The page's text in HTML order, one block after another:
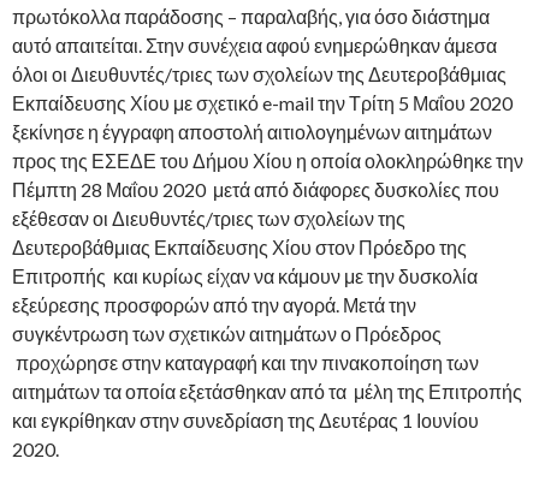
πρωτόκολλα παράδοσης – παραλαβής, για όσο διάστημα
αυτό απαιτείται. Στην συνέχεια αφού ενημερώθηκαν άμεσα
όλοι οι Διευθυντές/τριες των σχολείων της Δευτεροβάθμιας
Εκπαίδευσης Χίου με σχετικό e-mail την Τρίτη 5 Μαΐου 2020
ξεκίνησε η έγγραφη αποστολή αιτιολογημένων αιτημάτων
προς της ΕΣΕΔΕ του Δήμου Χίου η οποία ολοκληρώθηκε την
Πέμπτη 28 Μαΐου 2020 μετά από διάφορες δυσκολίες που
εξέθεσαν οι Διευθυντές/τριες των σχολείων της
Δευτεροβάθμιας Εκπαίδευσης Χίου στον Πρόεδρο της
Επιτροπής και κυρίως είχαν να κάμουν με την δυσκολία
εξεύρεσης προσφορών από την αγορά. Μετά την
συγκέντρωση των σχετικών αιτημάτων ο Πρόεδρος
προχώρησε στην καταγραφή και την πινακοποίηση των
αιτημάτων τα οποία εξετάσθηκαν από τα μέλη της Επιτροπής
και εγκρίθηκαν στην συνεδρίαση της Δευτέρας 1 Ιουνίου
2020.